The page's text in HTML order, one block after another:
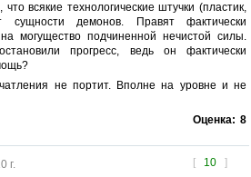
всякие технологические штучки (пластик,
сущности демонов. Правят фактически
могущество подчиненной нечистой силы.
прогресс, ведь он фактически
не портит. Вполне на уровне и не
Оценка: 8
[ 10 ]
г.